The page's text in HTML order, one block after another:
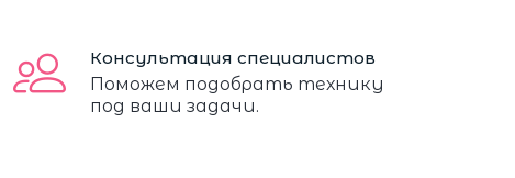
Консультация специалистов
Поможем подобрать технику
под ваши задачи.